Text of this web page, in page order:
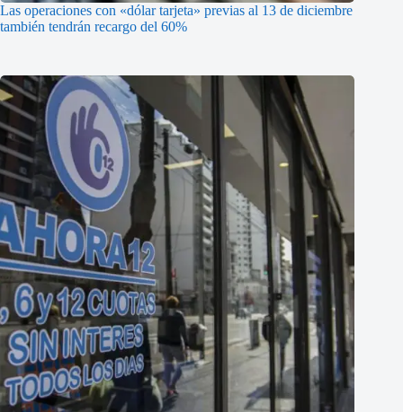
Las operaciones con «dólar tarjeta» previas al 13 de diciembre
también tendrán recargo del 60%